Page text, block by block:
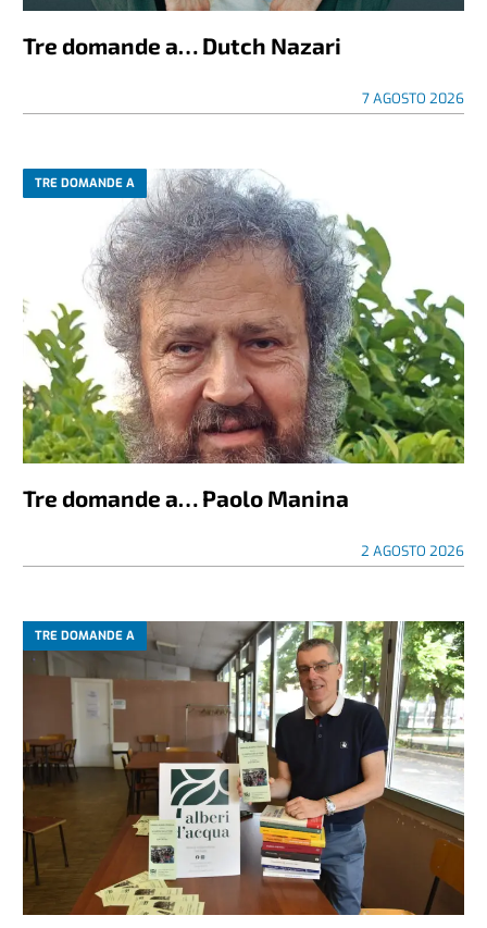
Tre domande a… Dutch Nazari
7 AGOSTO 2026
TRE DOMANDE A
Tre domande a… Paolo Manina
2 AGOSTO 2026
TRE DOMANDE A